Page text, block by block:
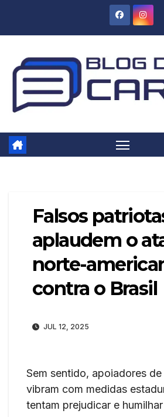
Falsos
aplaudem o
norte-
contra o Brasil
JUL 12, 2025
Sem sentido, apoiadores
vibram com medidas
tentam prejudicar e